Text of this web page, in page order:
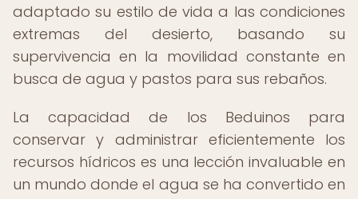
adaptado su estilo de vida a las condiciones
extremas del desierto, basando su
supervivencia en la movilidad constante en
busca de agua y pastos para sus rebaños.
La capacidad de los Beduinos para
conservar y administrar eficientemente los
recursos hídricos es una lección invaluable en
un mundo donde el agua se ha convertido en